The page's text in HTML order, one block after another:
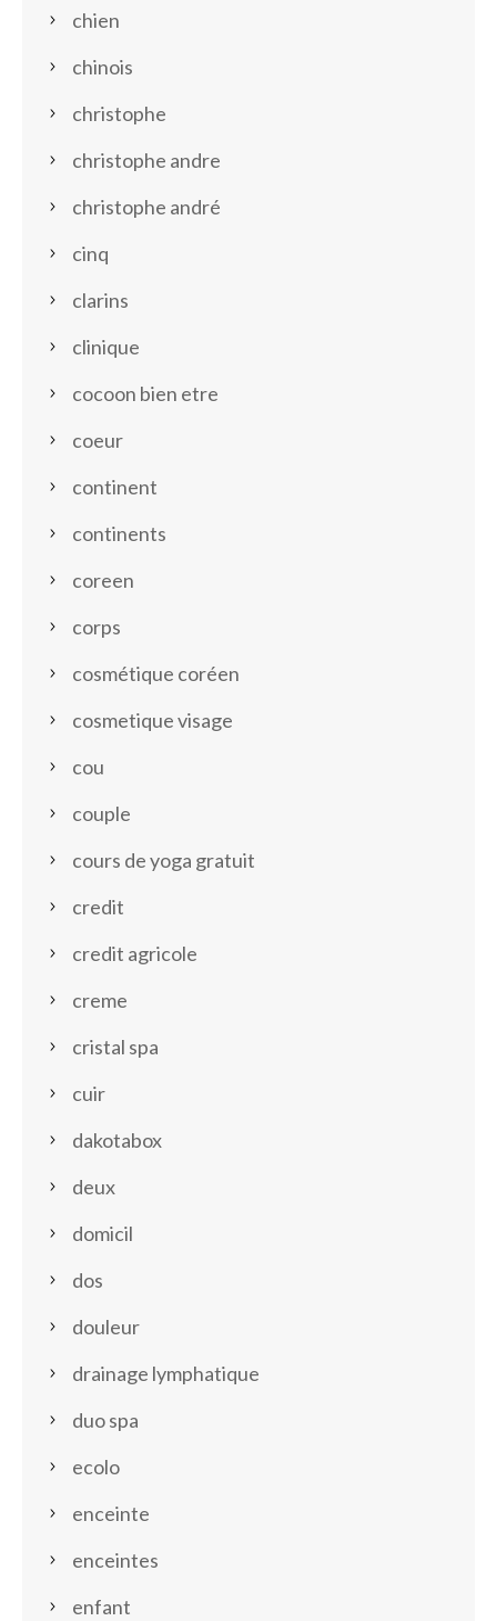
chien
chinois
christophe
christophe andre
christophe andré
cinq
clarins
clinique
cocoon bien etre
coeur
continent
continents
coreen
corps
cosmétique coréen
cosmetique visage
cou
couple
cours de yoga gratuit
credit
credit agricole
creme
cristal spa
cuir
dakotabox
deux
domicil
dos
douleur
drainage lymphatique
duo spa
ecolo
enceinte
enceintes
enfant